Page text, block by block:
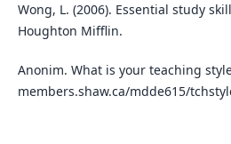
Wong, L. (2006). Essential study
Houghton Mifflin.
Anonim. What is your teaching
members.shaw.ca/mdde615/